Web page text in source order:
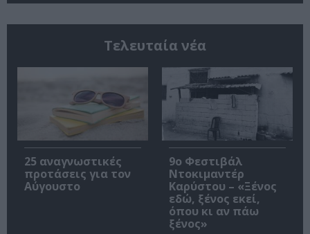
Τελευταία νέα
25 αναγνωστικές
προτάσεις για τον
Αύγουστο
9ο Φεστιβάλ
Ντοκιμαντέρ
Καρύστου – «Ξένος
εδώ, ξένος εκεί,
όπου κι αν πάω
ξένος»